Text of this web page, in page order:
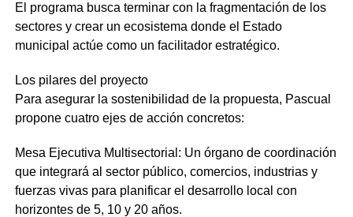
El programa busca terminar con la fragmentación de los
sectores y crear un ecosistema donde el Estado
municipal actúe como un facilitador estratégico.
Los pilares del proyecto
Para asegurar la sostenibilidad de la propuesta, Pascual
propone cuatro ejes de acción concretos:
Mesa Ejecutiva Multisectorial: Un órgano de coordinación
que integrará al sector público, comercios, industrias y
fuerzas vivas para planificar el desarrollo local con
horizontes de 5, 10 y 20 años.